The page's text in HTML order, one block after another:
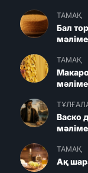
ТАМАҚ
Бал
ТАМАҚ
Васко
ТАМАҚ
Ақ